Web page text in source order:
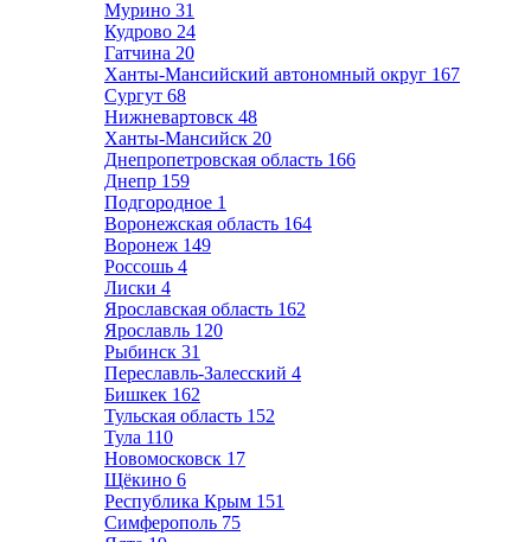
Мурино 31
Кудрово 24
Гатчина 20
Ханты-Мансийский автономный округ 167
Сургут 68
Нижневартовск 48
Ханты-Мансийск 20
Днепропетровская область 166
Днепр 159
Подгородное 1
Воронежская область 164
Воронеж 149
Россошь 4
Лиски 4
Ярославская область 162
Ярославль 120
Рыбинск 31
Переславль-Залесский 4
Бишкек 162
Тульская область 152
Тула 110
Новомосковск 17
Щёкино 6
Республика Крым 151
Симферополь 75